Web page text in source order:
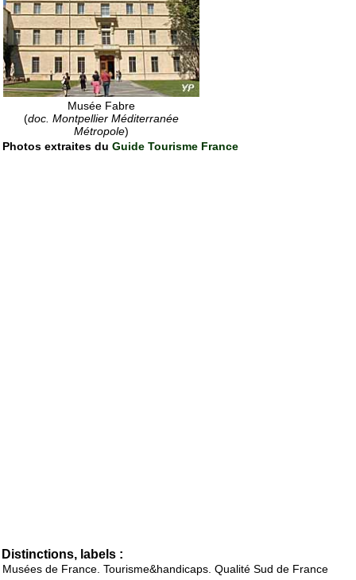
Musée Fabre
(doc. Montpellier Méditerranée
Métropole)
Photos extraites du Guide Tourisme France
Distinctions, labels :
Musées de France. Tourisme&handicaps. Qualité Sud de France